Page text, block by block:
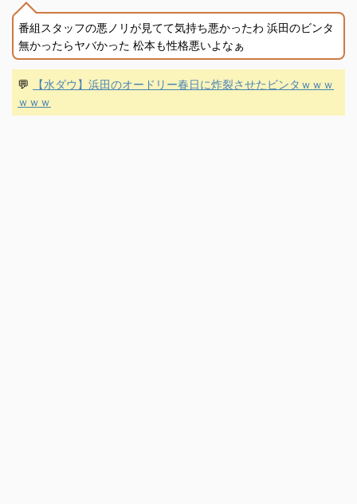
番組スタッフの悪ノリが見てて気持ち悪かったわ 浜田のビンタ
無かったらヤバかった 松本も性格悪いよなぁ
💬
【水ダウ】浜田のオードリー春日に炸裂させたビンタｗｗｗ
ｗｗｗ